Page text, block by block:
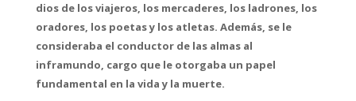
dios de los viajeros, los mercaderes, los ladrones, los
oradores, los poetas y los atletas. Además, se le
consideraba el conductor de las almas al
inframundo, cargo que le otorgaba un papel
fundamental en la vida y la muerte.